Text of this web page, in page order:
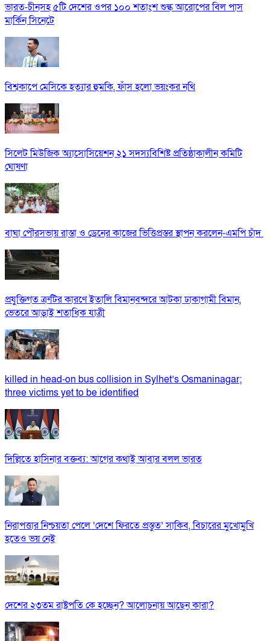
ভারত-চীনসহ ৫টি দেশের ওপর ১০০ শতাংশ শুল্ক আরোপের বিল পাস
মার্কিন সিনেটে
বিশ্বকাপে মেসিকে হত্যার হুমকি, ফাঁস হলো ভয়ংকর নথি
সিলেট মিউজিক অ্যাসোসিয়েশন ২১ সদস্যবিশিষ্ট প্রতিষ্ঠাকালীন কমিটি
ঘোষণা
বাঘা পৌরসভায় রাস্তা ও ড্রেনের কাজের ভিত্তিপ্রস্তর স্থাপন করলেন-এমপি চাঁদ
প্রযুক্তিগত ত্রুটির কারণে ইতালি বিমানবন্দরে আটকা ঢাকাগামী বিমান,
ভেতরে আড়াই শতাধিক যাত্রী
killed in head-on bus collision in Sylhet’s Osmaninagar;
three victims yet to be identified
দিল্লিতে হাসিনার বক্তব্য: আগের কথাই আবার বলল ভারত
নিরাপত্তার নিশ্চয়তা পেলে ‘দেশে ফিরতে প্রস্তুত’ সাকিব, বিচারের মুখোমুখি
হতেও ভয় নেই
দেশের ২৩তম রাষ্ট্রপতি কে হচ্ছেন? আলোচনায় আছেন কারা?